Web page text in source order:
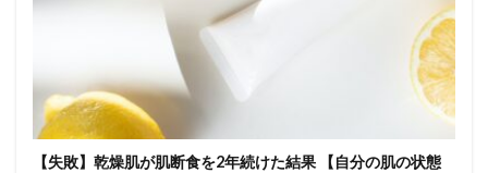
【失敗】乾燥肌が肌断食を2年続けた結果 【自分の肌の状態